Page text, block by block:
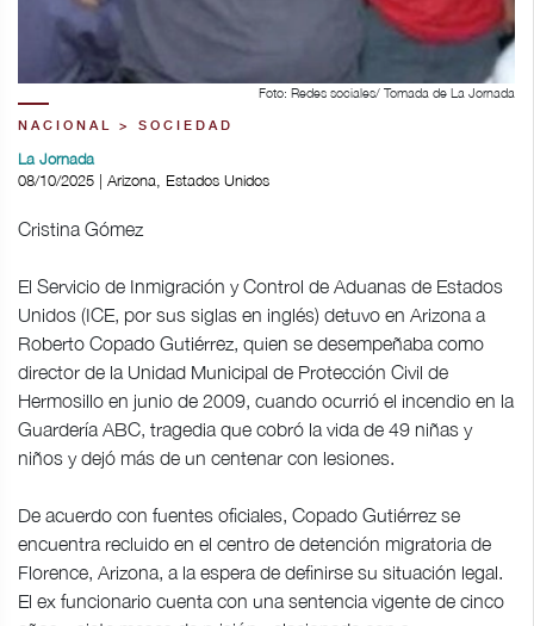
Foto: Redes sociales/ Tomada de La Jornada
NACIONAL > SOCIEDAD
La Jornada
08/10/2025 | Arizona, Estados Unidos
Cristina Gómez
El Servicio de Inmigración y Control de Aduanas de Estados
Unidos (ICE, por sus siglas en inglés) detuvo en Arizona a
Roberto Copado Gutiérrez, quien se desempeñaba como
director de la Unidad Municipal de Protección Civil de
Hermosillo en junio de 2009, cuando ocurrió el incendio en la
Guardería ABC, tragedia que cobró la vida de 49 niñas y
niños y dejó más de un centenar con lesiones.
De acuerdo con fuentes oficiales, Copado Gutiérrez se
encuentra recluido en el centro de detención migratoria de
Florence, Arizona, a la espera de definirse su situación legal.
El ex funcionario cuenta con una sentencia vigente de cinco